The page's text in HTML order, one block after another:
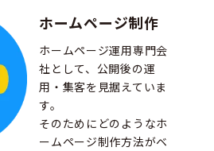
ホームページ制作
ホームページ運用専門会
社として、公開後の運
用・集客を見据えていま
す。
そのためにどのようなホ
ームページ制作方法がベ